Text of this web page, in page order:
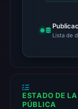
Lista de
ESTADO DE
PÚBLICA